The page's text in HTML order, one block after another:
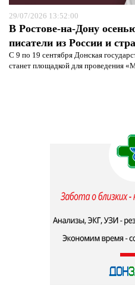
29/07/2026 13:52:00
В Ростове-на-Дону
писатели из России и
С 9 по 19 сентября Донская
станет площадкой для проведения